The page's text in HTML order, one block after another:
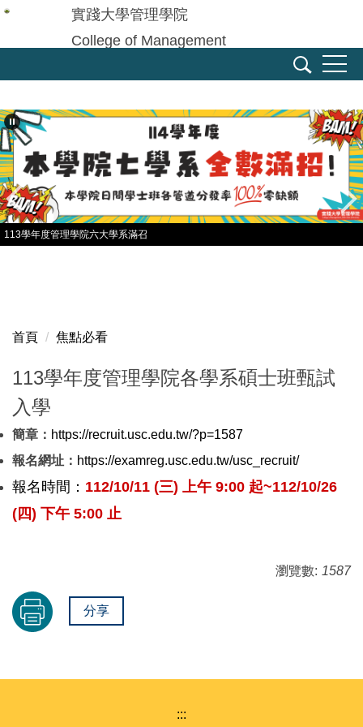
跳
主
容
區
實踐大學管理學院
College of Management
113學年度管理學院六大學系滿召
首頁 焦點必看
113學年度管理學院各學系碩士班甄試
入學
簡章： https://recruit.usc.edu.tw/?p=1587
報名網址： https://examreg.usc.edu.tw/usc_recruit/
報名時間： 112/10/11 (三) 上午 9:00 起~112/10/26
(四) 下午 5:00 止
瀏覽數: 1587
分享
:::